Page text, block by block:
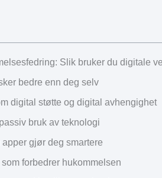
Slik bruker du digitale
bedre enn deg selv
digital støtte og digital avhengighet
bruk av teknologi
apper gjør deg smartere
forbedrer hukommelsen